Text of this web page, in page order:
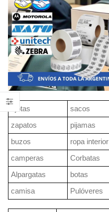
ojotas sacos
zapatos
pijamas
buzos
ropa interior
camperas
Corbatas
Alpargatas
botas
camisa
Pulóveres